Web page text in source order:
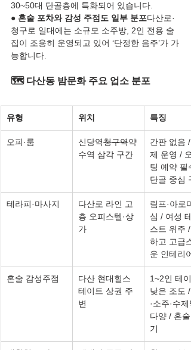
30~50대 단골층에 특화되어 있습니다.
● 혼술 포차와 감성 주점도 일부 분포다산로·
청구로 일대에는 소규모 소주방, 2인 전용 술
집이 조용히 운영되고 있어 ‘단정한 음주’가 가
능합니다.
🗺️ 다산동 밤문화 주요 업소 분포
유형 위치 특징
오피·룸 신당역청구역약
수역 삼각 구간
간판 없음 /
제 운영 / 오
팅 예약 필
단골 중심
테라피·마사지
다산로 라인 고
층 오피스텔·상
가
림프·아로
심 / 여성
스트 위주 /
하고 고급
운 인테리어
혼술 감성주점
다산 현대힐스
테이트 상권 주
변
1~2인 테
낮은 조도 /
·소주·수제
다양 / 혼술
기